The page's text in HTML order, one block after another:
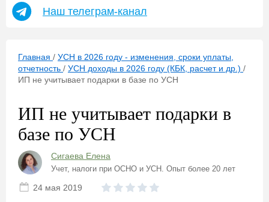
Наш телеграм-канал
Главная / УСН в 2026 году - изменения, сроки уплаты,
отчетность / УСН доходы в 2026 году (КБК, расчет и др.) /
ИП не учитывает подарки в базе по УСН
ИП не учитывает подарки в
базе по УСН
Сигаева Елена
Учет, налоги при ОСНО и УСН. Опыт более 20 лет
24 мая 2019